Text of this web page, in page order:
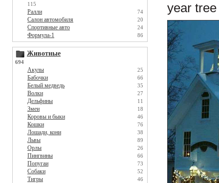
115
Ралли 74
Салон автомобиля 20
Спортивные авто 24
Формула-1 86
Животные
694
Акулы 25
Бабочки 66
Белый медведь 35
Волки 27
Дельфины 11
Змеи 18
Коровы и быки 46
Кошки 76
Лошади, кони 38
Львы 89
Орлы 26
Пингвины 66
Попугаи 73
Собаки 52
Тигры 46
year